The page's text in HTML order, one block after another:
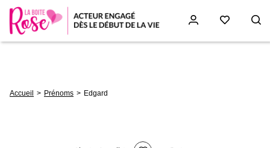
d'Ariane
Accueil Prénoms Edgard